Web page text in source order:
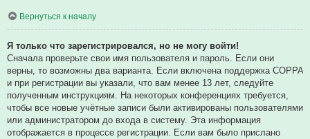
Вернуться к началу
Я только что зарегистрировался, но не могу войти!
Сначала проверьте свои имя пользователя и пароль. Если они
верны, то возможны два варианта. Если включена поддержка COPPA
и при регистрации вы указали, что вам менее 13 лет, следуйте
полученным инструкциям. На некоторых конференциях требуется,
чтобы все новые учётные записи были активированы пользователями
или администратором до входа в систему. Эта информация
отображается в процессе регистрации. Если вам было прислано